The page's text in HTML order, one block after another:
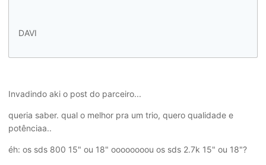
DAVI
Invadindo aki o post do parceiro...
queria saber. qual o melhor pra um trio, quero qualidade e
potênciaa..
éh: os sds 800 15" ou 18" oooooooou os sds 2.7k 15" ou 18"?